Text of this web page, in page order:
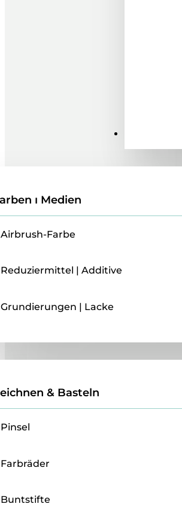
ı Medien
Airbrush-Farbe
Reduziermittel | Additive
Grundierungen | Lacke
& Basteln
Pinsel
Farbräder
Buntstifte